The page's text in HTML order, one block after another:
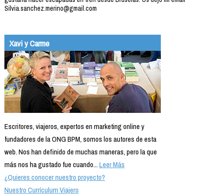
Silvia.sanchez.merino@gmail.com
Xavi y Carme
Escritores, viajeros, expertos en marketing online y
fundadores de la ONG BPM, somos los autores de esta
web. Nos han definido de muchas maneras, pero la que
más nos ha gustado fue cuando...Leer Más
¿Quieres conocer nuestro proyecto?
Nuestro Currículum Viajero